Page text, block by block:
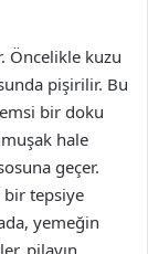
Öncelikle kuzu
pişirilir. Bu
bir doku
hale
geçer.
bir tepsiye
yemeğin
pilavın